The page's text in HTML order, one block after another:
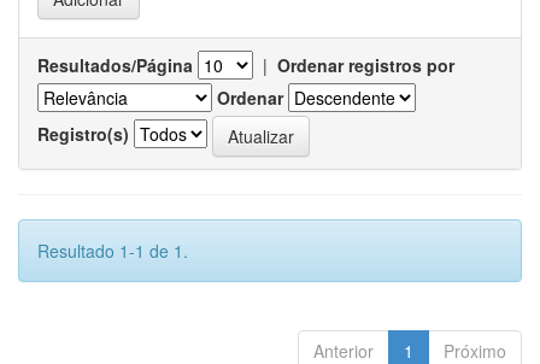
Resultados/Página | Ordenar registros por
Ordenar
Registro(s)
Resultado 1-1 de 1.
Anterior 1 Próximo